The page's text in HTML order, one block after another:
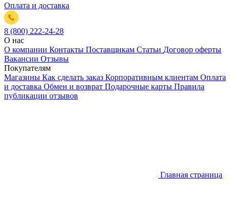
Оплата и доставка
8 (800) 222-24-28
О нас
О компании Контакты Поставщикам Статьи Договор оферты
Вакансии Отзывы
Покупателям
Магазины Как сделать заказ Корпоративным клиентам Оплата
и доставка Обмен и возврат Подарочные карты Правила
публикации отзывов
Главная страница